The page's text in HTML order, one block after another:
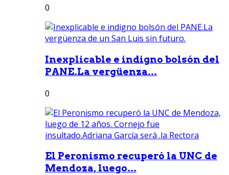
0
Inexplicable e indigno bolsón del
PANE.La vergüenza...
0
El Peronismo recuperó la UNC de
Mendoza, luego...